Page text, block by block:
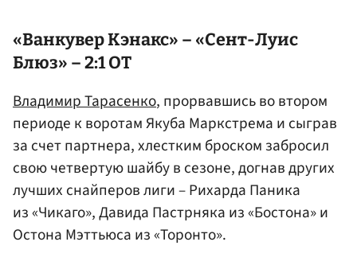
«Ванкувер Кэнакс» – «Сент-Луис
Блюз» – 2:1 ОТ
Владимир Тарасенко, прорвавшись во втором
периоде к воротам Якуба Маркстрема и сыграв
за счет партнера, хлестким броском забросил
свою четвертую шайбу в сезоне, догнав других
лучших снайперов лиги – Рихарда Паника
из «Чикаго», Давида Пастрняка из «Бостона» и
Остона Мэттьюса из «Торонто».